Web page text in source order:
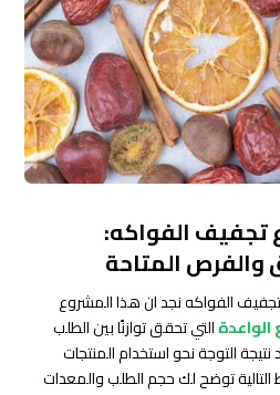
الفواكه:
المتاحة
الفواكه نجد ان هذا المشروع
التي تحقق توازنًا بين الطلب
نتيجة التوجة نحو استخدام المنتجات
التالية توضح لك حجم الطلب والمعدات